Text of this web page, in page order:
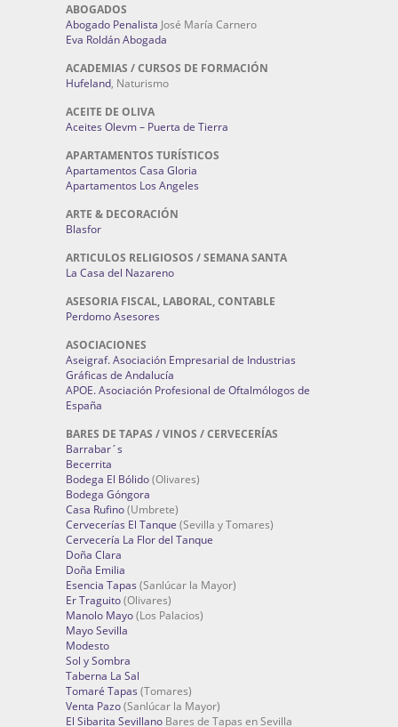
ABOGADOS
Abogado Penalista José María Carnero
Eva Roldán Abogada
ACADEMIAS / CURSOS DE FORMACIÓN
Hufeland, Naturismo
ACEITE DE OLIVA
Aceites Olevm – Puerta de Tierra
APARTAMENTOS TURÍSTICOS
Apartamentos Casa Gloria
Apartamentos Los Angeles
ARTE & DECORACIÓN
Blasfor
ARTICULOS RELIGIOSOS / SEMANA SANTA
La Casa del Nazareno
ASESORIA FISCAL, LABORAL, CONTABLE
Perdomo Asesores
ASOCIACIONES
Aseigraf. Asociación Empresarial de Industrias
Gráficas de Andalucía
APOE. Asociación Profesional de Oftalmólogos de
España
BARES DE TAPAS / VINOS / CERVECERÍAS
Barrabar´s
Becerrita
Bodega El Bólido(Olivares)
Bodega Góngora
Casa Rufino(Umbrete)
Cervecerías El Tanque (Sevilla y Tomares)
Cervecería La Flor del Tanque
Doña Clara
Doña Emilia
Esencia Tapas (Sanlúcar la Mayor)
Er Traguito(Olivares)
Manolo Mayo(Los Palacios)
Mayo Sevilla
Modesto
Sol y Sombra
Taberna La Sal
Tomaré Tapas (Tomares)
Venta Pazo(Sanlúcar la Mayor)
El Sibarita Sevillano Bares de Tapas en Sevilla